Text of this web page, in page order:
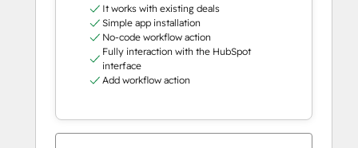
It works with existing deals
Simple app installation
No-code workflow action
Fully interaction with the HubSpot
interface
Add workflow action